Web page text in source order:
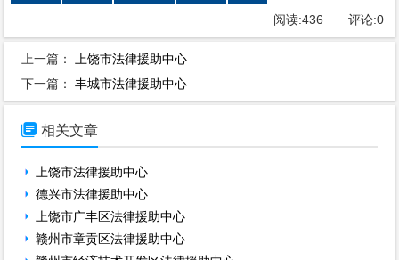
阅读:436 评论:0
上一篇：
上饶市法律援助中心
下一篇：丰城市法律援助中心
 相关文章
上饶市法律援助中心
德兴市法律援助中心
上饶市广丰区法律援助中心
赣州市章贡区法律援助中心